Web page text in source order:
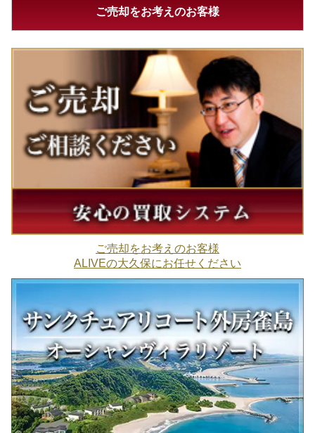
ご売却をお考えのお客様
ご売却をお考えのお客様
ALIVEの大久保にお任せください